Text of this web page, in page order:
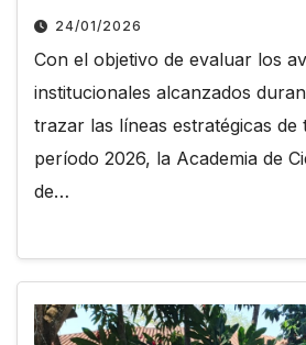
24/01/2026
Con el objetivo de evaluar los
institucionales alcanzados
trazar las líneas estratégicas de
período 2026, la Academia de
de…